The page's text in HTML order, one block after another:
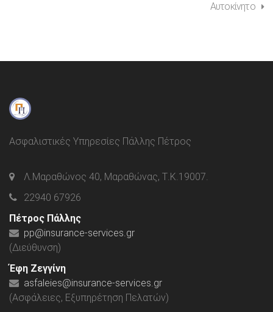
Αυτοκίνητο
Ασφαλιστικές Υπηρεσίες Πάλλης Πέτρος
Λ.Μαραθώνος 40, Μαραθώνας, Τ.Κ.19007.
22940 67926
Πέτρος Πάλλης
pp@insurance-services.gr
(Διεύθυνση)
Έφη Ζεγγίνη
asfaleies@insurance-services.gr
(Ασφάλειες, Εξυπηρέτηση Πελατών)